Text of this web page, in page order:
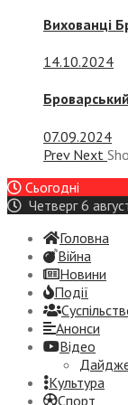
Вихованці
14.10.2024
07.09.2024
Prev Next
Сьогодні
Четверг 6
Головна
Війна
Новини
Події
Анонси
Відео
Культура
Спорт